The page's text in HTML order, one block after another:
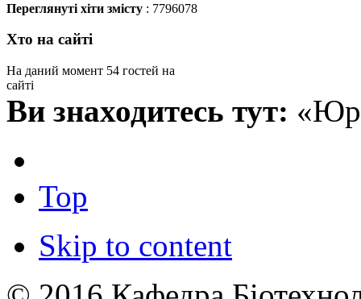
Переглянуті хіти змісту : 7796078
Хто на сайті
На даний момент 54 гостей на
сайті
Ви знаходитесь тут:
Top
Skip to content